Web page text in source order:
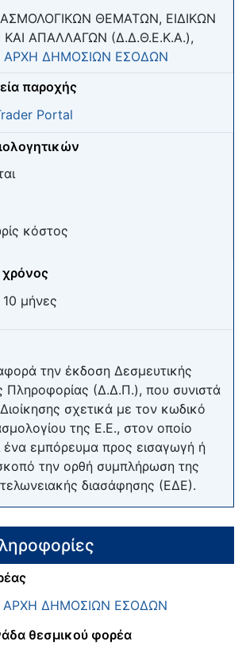
ΘΕΜΑΤΩΝ, ΕΙΔΙΚΩΝ
ΑΠΑΛΛΑΓΩΝ (Δ.Δ.Θ.Ε.Κ.Α.),
ΑΡΧΗ ΔΗΜΟΣΙΩΝ ΕΣΟΔΩΝ
παροχής
Portal
κόστος
μήνες
την έκδοση Δεσμευτικής
Πληροφορίας (Δ.Δ.Π.), που συνιστά
σχετικά με τον κωδικό
της Ε.Ε., στον οποίο
ένα εμπόρευμα προς εισαγωγή ή
την ορθή συμπλήρωση της
διασάφησης (ΕΔΕ).
ΔΗΜΟΣΙΩΝ ΕΣΟΔΩΝ
θεσμικού φορέα